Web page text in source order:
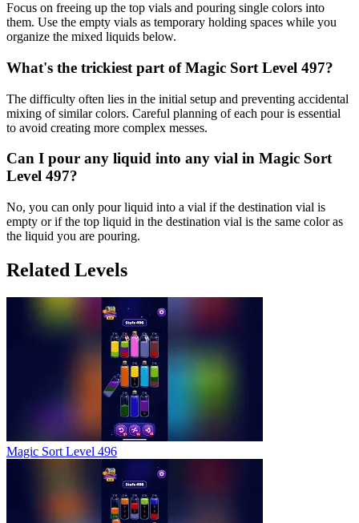
Focus on freeing up the top vials and pouring single colors into
them. Use the empty vials as temporary holding spaces while you
organize the mixed liquids below.
What's the trickiest part of Magic Sort Level 497?
The difficulty often lies in the initial setup and preventing accidental
mixing of similar colors. Careful planning of each pour is essential
to avoid creating more complex messes.
Can I pour any liquid into any vial in Magic Sort
Level 497?
No, you can only pour liquid into a vial if the destination vial is
empty or if the top liquid in the destination vial is the same color as
the liquid you are pouring.
Related Levels
Magic Sort Level 496